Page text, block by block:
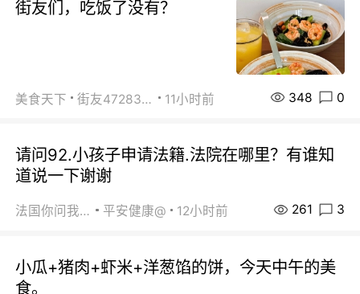
街友们，吃饭了没有？
美食天下 街友472838572 11小时前 348 0
请问92.小孩子申请法籍.法院在哪里？有谁知
道说一下谢谢
法国你问我答 平安健康@ 12小时前 261 3
小瓜+猪肉+虾米+洋葱馅的饼，今天中午的美
食。